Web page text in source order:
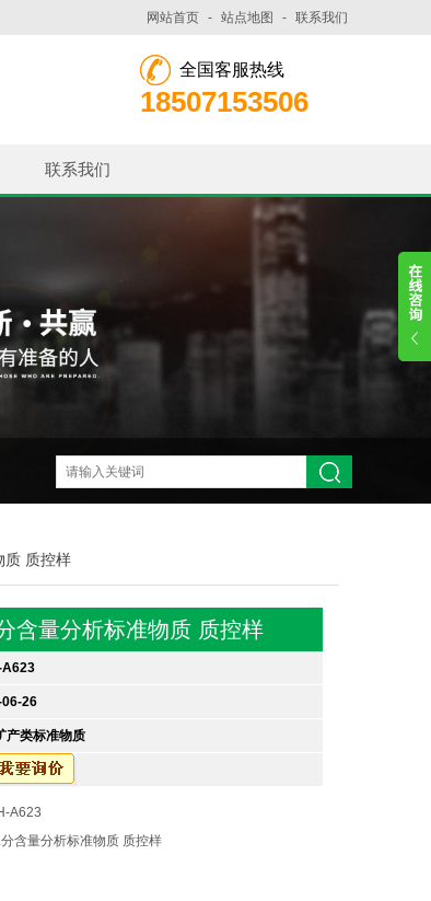
网站首页 - 站点地图 - 联系我们
全国客服热线
18507153506
联系我们
质 质控样
含量分析标准物质 质控样
A623
26
产类标准物质
A623
含量分析标准物质 质控样